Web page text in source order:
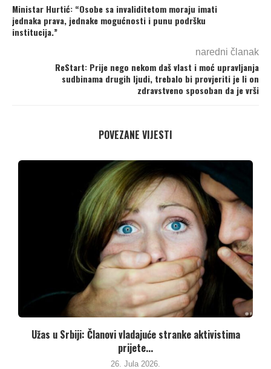
Ministar Hurtić: “Osobe sa invaliditetom moraju imati
jednaka prava, jednake mogućnosti i punu podršku
institucija.”
naredni članak
ReStart: Prije nego nekom daš vlast i moć upravljanja
sudbinama drugih ljudi, trebalo bi provjeriti je li on
zdravstveno sposoban da je vrši
POVEZANE VIJESTI
Užas u Srbiji: Članovi vladajuće stranke aktivistima
prijete...
26. Jula 2026.